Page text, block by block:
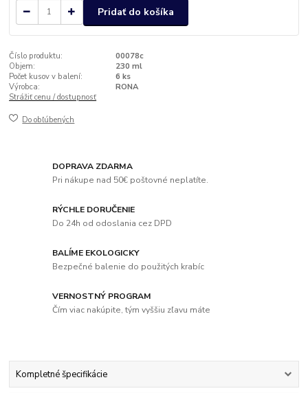
Pridať do košíka
Číslo produktu:
00078c
Objem:
230 ml
Počet kusov v balení:
6 ks
Výrobca:
RONA
Strážiť cenu / dostupnosť
Do obľúbených
DOPRAVA ZDARMA
Pri nákupe nad 50€ poštovné neplatíte.
RÝCHLE DORUČENIE
Do 24h od odoslania cez DPD
BALÍME EKOLOGICKY
Bezpečné balenie do použitých krabíc
VERNOSTNÝ PROGRAM
Čím viac nakúpite, tým vyššiu zľavu máte
Kompletné špecifikácie